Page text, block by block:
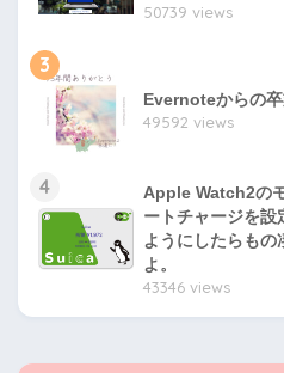
50739 views
3
Evernoteからの
49592 views
4
Apple Watch2の
ートチャージを
ようにしたらもの
よ。
43346 views